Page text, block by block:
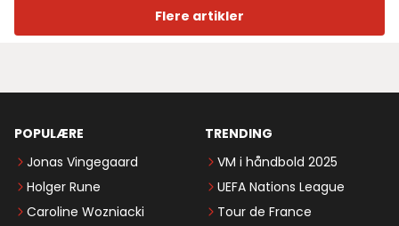
Flere artikler
POPULÆRE
Jonas Vingegaard
Holger Rune
Caroline Wozniacki
TRENDING
VM i håndbold 2025
UEFA Nations League
Tour de France